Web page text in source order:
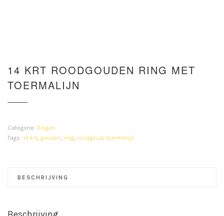
14 KRT ROODGOUDEN RING MET
TOERMALIJN
Categorie: Ringen
Tags: 14 krt, gouden, ring, roodgoud, toermalijn
BESCHRIJVING